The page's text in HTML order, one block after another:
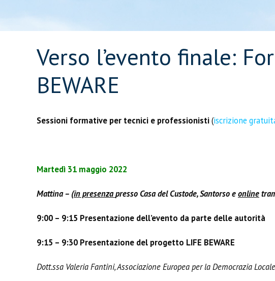
Verso l’evento finale:
BEWARE
Sessioni formative per tecnici e professionisti(iscrizione
Martedì 31 maggio 2022
Mattina – (in presenzapresso Casa del Custode, Santorso eonline
9:00 – 9:15 Presentazione dell’evento da parte delle autorità
9:15 – 9:30 Presentazione del progetto LIFE BEWARE
Dott.ssa Valeria Fantini, Associazione Europea per la Democrazia Locale